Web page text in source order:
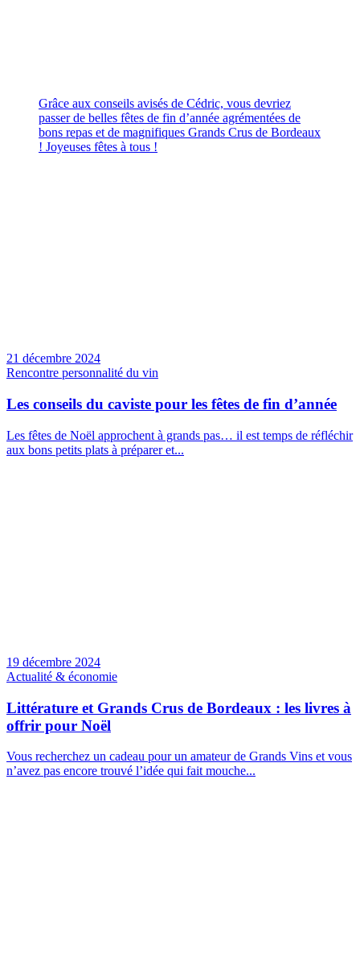
Grâce aux conseils avisés de Cédric, vous devriez
passer de belles fêtes de fin d’année agrémentées de
bons repas et de magnifiques Grands Crus de Bordeaux
! Joyeuses fêtes à tous !
21 décembre 2024
Rencontre personnalité du vin
Les conseils du caviste pour les fêtes de fin d’année
Les fêtes de Noël approchent à grands pas… il est temps de réfléchir
aux bons petits plats à préparer et...
19 décembre 2024
Actualité & économie
Littérature et Grands Crus de Bordeaux : les livres à
offrir pour Noël
Vous recherchez un cadeau pour un amateur de Grands Vins et vous
n’avez pas encore trouvé l’idée qui fait mouche...